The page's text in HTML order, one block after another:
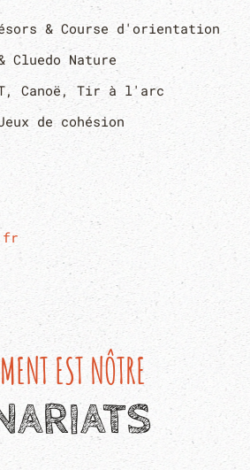
& Course d'orientation
Cluedo Nature
Canoë, Tir à l'arc
de cohésion
EST NÔTRE